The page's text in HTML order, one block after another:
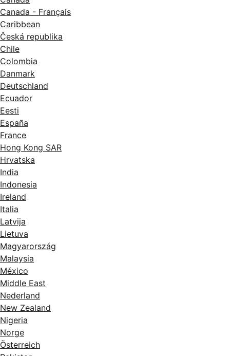
Canada - Français
Caribbean
Česká republika
Chile
Colombia
Danmark
Deutschland
Ecuador
Eesti
España
France
Hong Kong SAR
Hrvatska
India
Indonesia
Ireland
Italia
Latvija
Lietuva
Magyarország
Malaysia
México
Middle East
Nederland
New Zealand
Nigeria
Norge
Österreich